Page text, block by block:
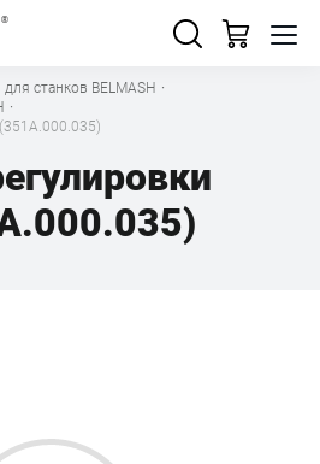
для станков BELMASH ·
·